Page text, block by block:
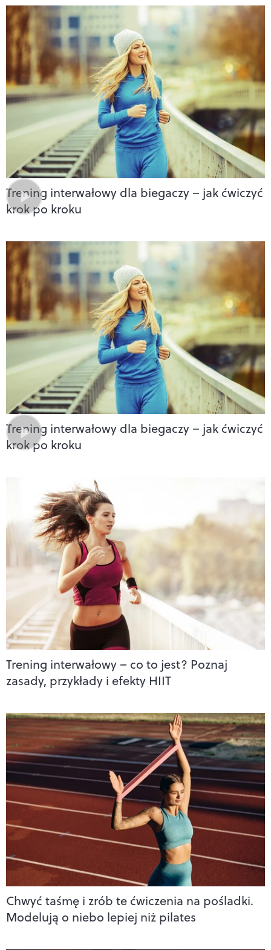
Trening interwałowy dla biegaczy – jak ćwiczyć
krok po kroku
Trening interwałowy dla biegaczy – jak ćwiczyć
krok po kroku
Trening interwałowy – co to jest? Poznaj
zasady, przykłady i efekty HIIT
Chwyć taśmę i zrób te ćwiczenia na pośladki.
Modelują o niebo lepiej niż pilates